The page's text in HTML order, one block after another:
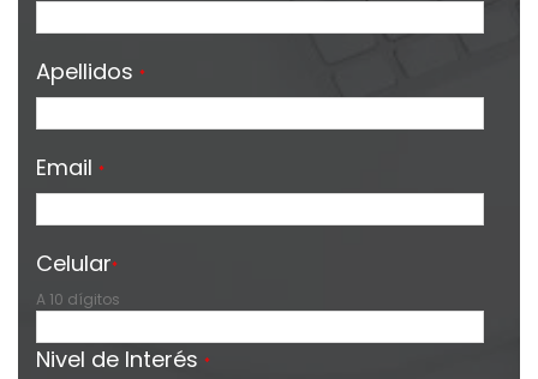
Apellidos *
Email *
Celular*
A 10 dígitos
Nivel de Interés *